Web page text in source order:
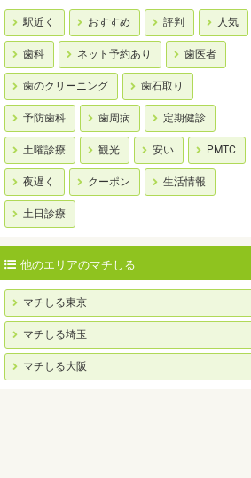
駅近く おすすめ 評判 人気
歯科 ネット予約あり 歯医者
歯のクリーニング 歯石取り
予防歯科 歯周病 定期健診
土曜診療 観光 安い PMTC
夜遅く クーポン 生活情報
土日診療
他のエリアのマチしる
マチしる東京
マチしる埼玉
マチしる大阪